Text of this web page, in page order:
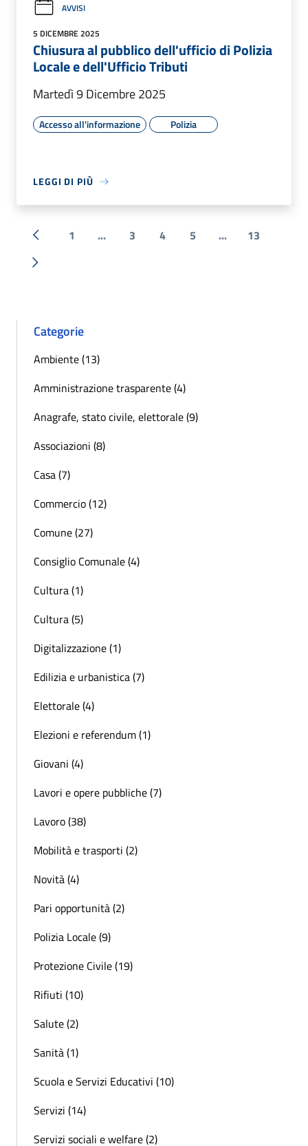
AVVISI
5 DICEMBRE 2025
Chiusura al pubblico dell'ufficio di Polizia
Locale e dell'Ufficio Tributi
Martedì 9 Dicembre 2025
Accesso all'informazione Polizia
LEGGI DI PIÙ
« Precedente
1 ... 3 4 5 ... 13
Successiva »
Categorie
Ambiente (13)
Amministrazione trasparente (4)
Anagrafe, stato civile, elettorale (9)
Associazioni (8)
Casa (7)
Commercio (12)
Comune (27)
Consiglio Comunale (4)
Cultura (1)
Cultura (5)
Digitalizzazione (1)
Edilizia e urbanistica (7)
Elettorale (4)
Elezioni e referendum (1)
Giovani (4)
Lavori e opere pubbliche (7)
Lavoro (38)
Mobilità e trasporti (2)
Novità (4)
Pari opportunità (2)
Polizia Locale (9)
Protezione Civile (19)
Rifiuti (10)
Salute (2)
Sanità (1)
Scuola e Servizi Educativi (10)
Servizi (14)
Servizi sociali e welfare (2)